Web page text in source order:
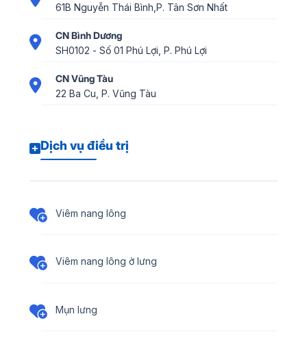
61B Nguyễn Thái Bình,P. Tân Sơn Nhất
CN Bình Dương
SH0102 - Số 01 Phú Lợi, P. Phú Lợi
CN Vũng Tàu
22 Ba Cu, P. Vũng Tàu
Dịch vụ điều trị
Viêm nang lông
Viêm nang lông ở lưng
Mụn lưng